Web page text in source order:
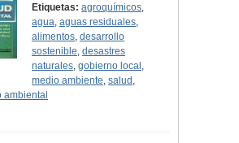
Etiquetas: agroquímicos,
agua,aguas residuales,
alimentos,desarrollo
sostenible,desastres
naturales,gobierno local ,
medio ambiente,salud ,
ambiental